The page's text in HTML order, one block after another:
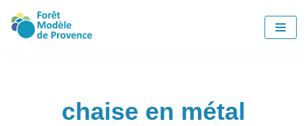
Aller
chaise en métal